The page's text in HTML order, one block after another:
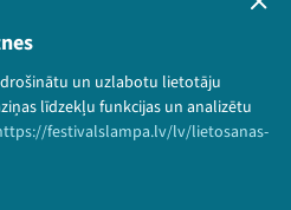
un uzlabotu lietotāju
līdzekļu funkcijas un analizētu
festivalslampa.lv/lv/lietosanas-
sīkdatņu politika
Visas tiesības